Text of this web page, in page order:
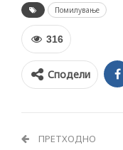
Помилување
316
Сподели
ПРЕТХОДНО